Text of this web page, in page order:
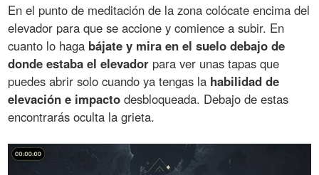
En el punto de meditación de la zona colócate encima del
elevador para que se accione y comience a subir. En
cuanto lo haga bájate y mira en el suelo debajo de
donde estaba el elevador para ver unas tapas que
puedes abrir solo cuando ya tengas la habilidad de
elevación e impacto desbloqueada. Debajo de estas
encontrarás oculta la grieta.